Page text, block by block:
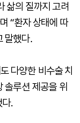
삶의 질까지 고려
“환자 상태에 따
말했다.
다양한 비수술 치
솔루션 제공을 위
.